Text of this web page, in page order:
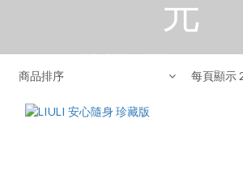
元
全部商品>預算範圍>
商品排序
每頁顯示